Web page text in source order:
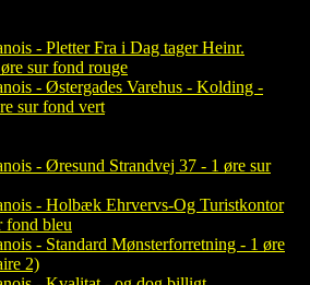
- Pletter Fra i Dag tager Heinr.
sur fond rouge
- Østergades Varehus - Kolding -
sur fond vert
- Øresund Strandvej 37 - 1 øre sur
- Holbæk Ehrvervs-Og Turistkontor
fond bleu
- Standard Mønsterforretning - 1 øre
2)